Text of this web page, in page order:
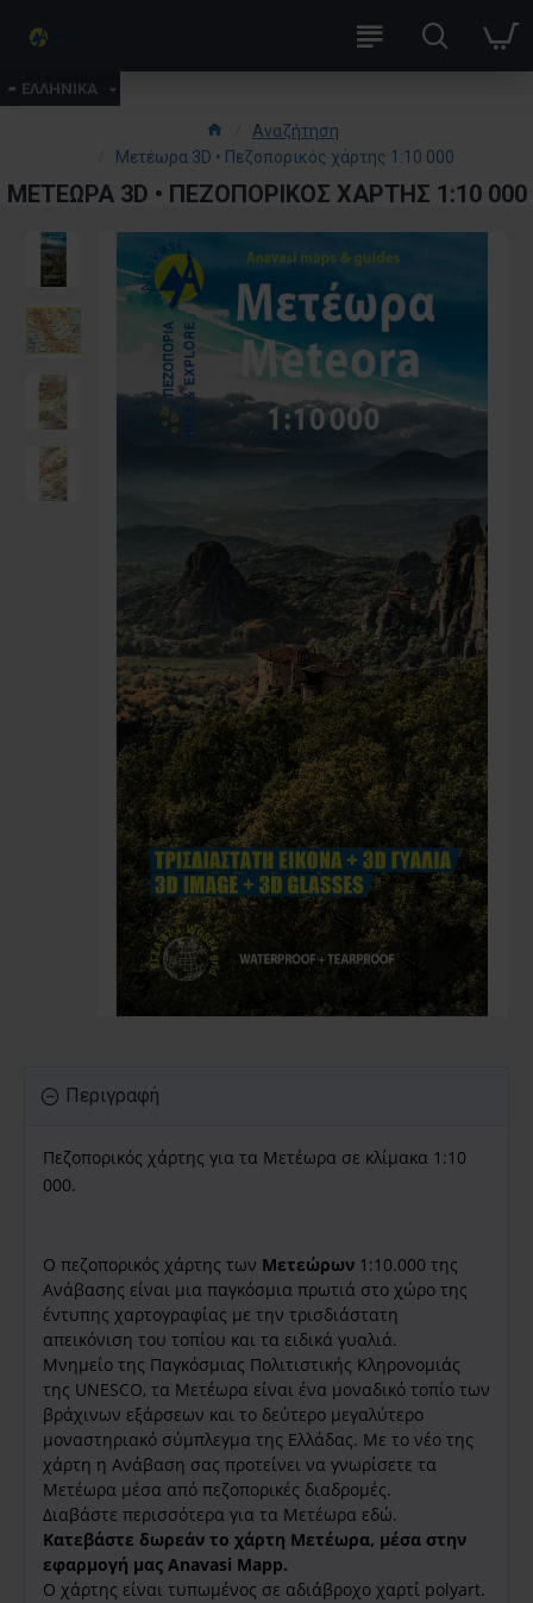
ΕΛΛΗΝΙΚΑ
Αναζήτηση
Μετέωρα 3D • Πεζοπορικός χάρτης 1:10 000
ΜΕΤΈΩΡΑ 3D • ΠΕΖΟΠΟΡΙΚΌΣ ΧΆΡΤΗΣ 1:10 000
Περιγραφή
Πεζοπορικός χάρτης για τα Μετέωρα σε κλίμακα 1:10
000.
Ο πεζοπορικός χάρτης των Μετεώρων 1:10.000 της
Ανάβασης είναι μια παγκόσμια πρωτιά στο χώρο της
έντυπης χαρτογραφίας με την τρισδιάστατη
απεικόνιση του τοπίου και τα ειδικά γυαλιά.
Μνημείο της Παγκόσμιας Πολιτιστικής Κληρονομιάς
της UNESCO, τα Μετέωρα είναι ένα μοναδικό τοπίο των
βράχινων εξάρσεων και το δεύτερο μεγαλύτερο
μοναστηριακό σύμπλεγμα της Ελλάδας. Με το νέο της
χάρτη η Ανάβαση σας προτείνει να γνωρίσετε τα
Μετέωρα μέσα από πεζοπορικές διαδρομές.
Διαβάστε περισσότερα για τα Μετέωρα εδώ.
Κατεβάστε δωρεάν το χάρτη Μετέωρα, μέσα στην
εφαρμογή μας Anavasi Mapp.
Ο χάρτης είναι τυπωμένος σε αδιάβροχο χαρτί polyart.